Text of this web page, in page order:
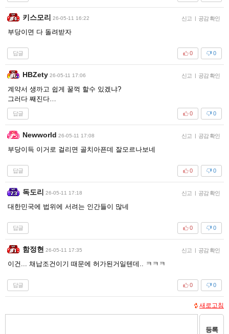
키스모리 26-05-11 16:22 신고 | 공감 확인
부당이면 다 돌려받자
답글 0
0
HBZety 26-05-11 17:06 신고 | 공감 확인
계약서 생까고 쉽게 꿀꺽 할수 있겠냐?
그러다 째진다…
답글 0
0
Newworld 26-05-11 17:08 신고 | 공감 확인
부당이득 이거로 걸리면 골치아픈데 잘모르나보네
답글 0
0
독도리 26-05-11 17:18 신고 | 공감 확인
대한민국에 법위에 서려는 인간들이 많네
답글 0
0
함정현 26-05-11 17:35 신고 | 공감 확인
이건... 채납조건이기 때문에 허가된거일텐데.. ㅋㅋㅋ
답글 0
0
새로고침
등록